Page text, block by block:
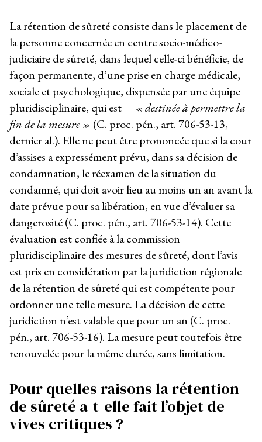
La rétention de sûreté consiste dans le placement de
la personne concernée en centre socio-médico-
judiciaire de sûreté, dans lequel celle-ci bénéficie, de
façon permanente, d’une prise en charge médicale,
sociale et psychologique, dispensée par une équipe
pluridisciplinaire, qui est « destinée à permettre la
fin de la mesure » (C. proc. pén., art. 706-53-13,
dernier al.). Elle ne peut être prononcée que si la cour
d’assises a expressément prévu, dans sa décision de
condamnation, le réexamen de la situation du
condamné, qui doit avoir lieu au moins un an avant la
date prévue pour sa libération, en vue d’évaluer sa
dangerosité (C. proc. pén., art. 706-53-14). Cette
évaluation est confiée à la commission
pluridisciplinaire des mesures de sûreté, dont l’avis
est pris en considération par la juridiction régionale
de la rétention de sûreté qui est compétente pour
ordonner une telle mesure. La décision de cette
juridiction n’est valable que pour un an (C. proc.
pén., art. 706-53-16). La mesure peut toutefois être
renouvelée pour la même durée, sans limitation.
Pour quelles raisons la rétention
de sûreté a-t-elle faitl’objet de
vives critiques ?